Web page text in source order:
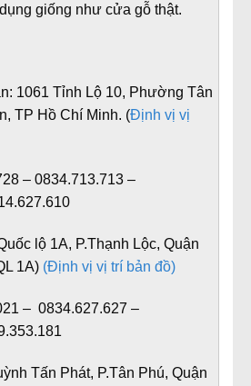
giống như cửa gỗ thật.
1061 Tỉnh Lộ 10, Phường Tân
TP Hồ Chí Minh. (Định vị vị
– 0834.713.713 –
lộ 1A, P.Thạnh Lộc, Quận
1A) (Định vị vị trí bản đồ)
– 0834.627.627 –
Tấn Phát, P.Tân Phú, Quận